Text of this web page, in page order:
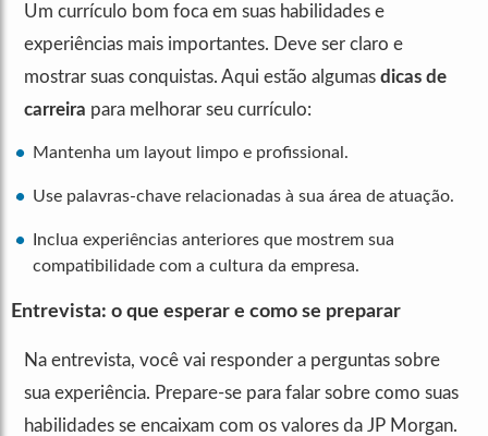
Um currículo bom foca em suas habilidades e
experiências mais importantes. Deve ser claro e
mostrar suas conquistas. Aqui estão algumas dicas de
carreira para melhorar seu currículo:
Mantenha um layout limpo e profissional.
Use palavras-chave relacionadas à sua área de atuação.
Inclua experiências anteriores que mostrem sua
compatibilidade com a cultura da empresa.
Entrevista: o que esperar e como se preparar
Na entrevista, você vai responder a perguntas sobre
sua experiência. Prepare-se para falar sobre como suas
habilidades se encaixam com os valores da JP Morgan.